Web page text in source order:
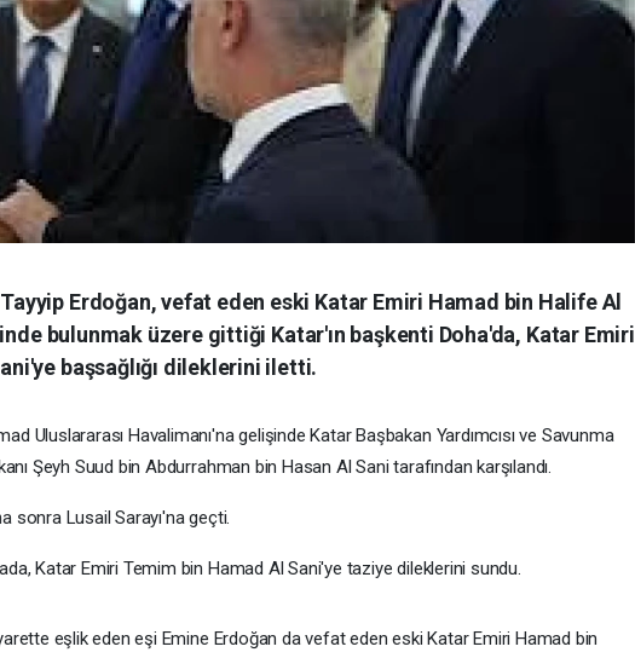
Erdoğan, vefat eden eski Katar Emiri Hamad bin Halife Al
bulunmak üzere gittiği Katar'ın başkenti Doha'da, Katar Emiri
başsağlığı dileklerini iletti.
Uluslararası Havalimanı'na gelişinde Katar Başbakan Yardımcısı ve Savunma
Şeyh Suud bin Abdurrahman bin Hasan Al Sani tarafından karşılandı.
sonra Lusail Sarayı'na geçti.
Katar Emiri Temim bin Hamad Al Sani'ye taziye dileklerini sundu.
eşlik eden eşi Emine Erdoğan da vefat eden eski Katar Emiri Hamad bin